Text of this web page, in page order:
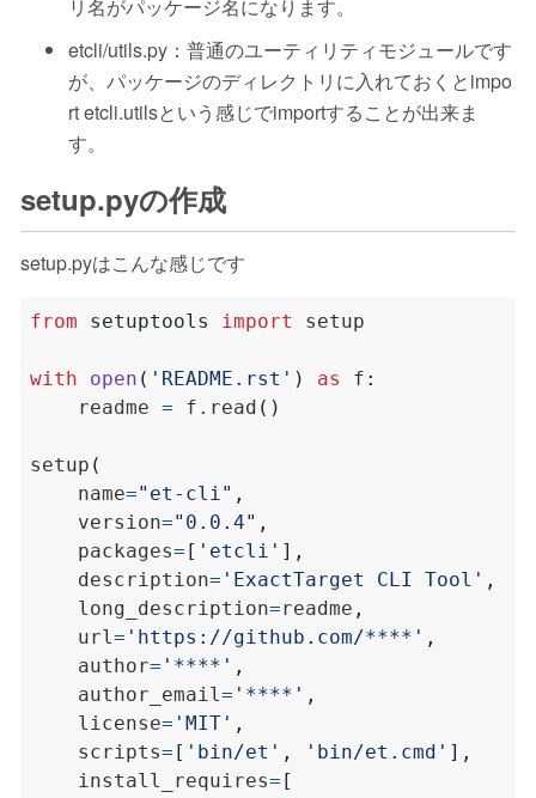
リ名がパッケージ名になります。
etcli/utils.py：普通のユーティリティモジュールです
が、パッケージのディレクトリに入れておくとimpo
rt etcli.utilsという感じでimportすることが出来ま
す。
setup.pyの作成
setup.pyはこんな感じです
from setuptools import
with open ( 'README.rst' ) as f :
    readme
= f . read ()
setup (
    name
="et-cli" ,
    version
="0.0.4" ,
    packages
= [ 'etcli' ],
    description
= 'ExactTarget CLI Tool' ,
    long_description
=readme ,
    url
= 'https://github.com/****' ,
    author
= '****' ,
    author_email
= '****' ,
    license
= 'MIT' ,
    scripts
= [ 'bin/et' , 'bin/et.cmd' ],
    install_requires
= [